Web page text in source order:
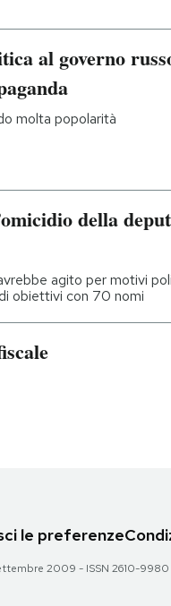
al governo
molta popolarità
della
agito per motivi
obiettivi con 70 nomi
le preferenze
2009 - ISSN 2610-9980